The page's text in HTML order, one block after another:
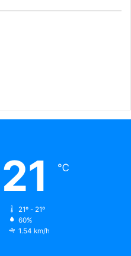
21 ℃
21º - 21º
60%
1.54 km/h